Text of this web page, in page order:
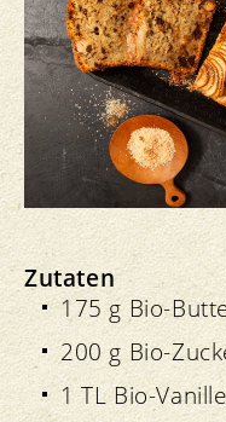
Zutaten
175 g Bio-
200 g Bio-
1 TL Bio-